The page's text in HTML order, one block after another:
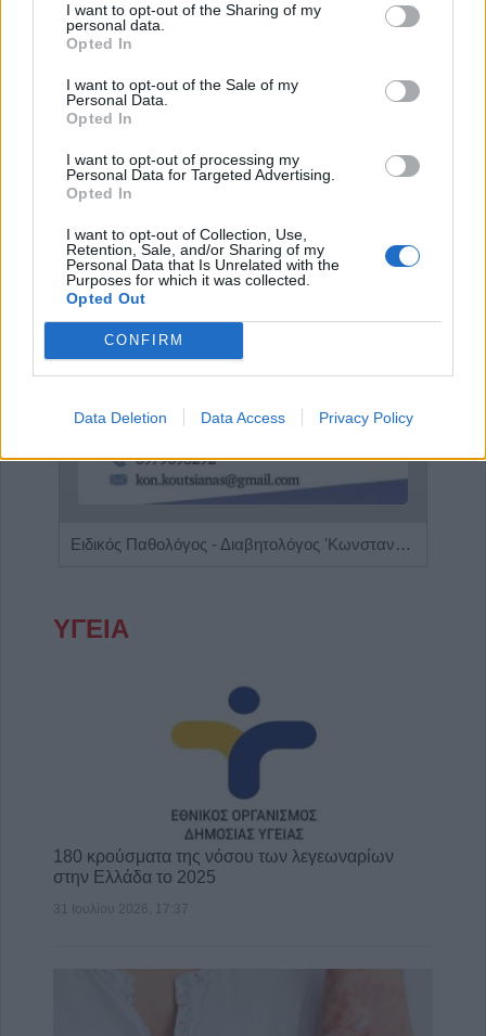
I want to opt-out of the Sharing of my
personal data.
Opted In
I want to opt-out of the Sale of my
Personal Data.
Opted In
I want to opt-out of processing my
Personal Data for Targeted Advertising.
Opted In
I want to opt-out of Collection, Use,
Retention, Sale, and/or Sharing of my
Personal Data that Is Unrelated with the
Purposes for which it was collected.
Opted Out
CONFIRM
Data Deletion Data Access Privacy Policy
Έναρξη Προηγούμενο
Σελίδα 2 από 3
ΕΠΑΓΓΕΛΜΑΤΙΕΣ ΥΓΕΙΑΣ
Ειδικός Παθολόγος - Διαβητολόγος 'Κωνσταντίνος Απ. Κουτσιανάς"
ΥΓΕΙΑ
180 κρούσματα της νόσου των λεγεωναρίων
στην Ελλάδα το 2025
31 Ιουλίου 2026, 17:37